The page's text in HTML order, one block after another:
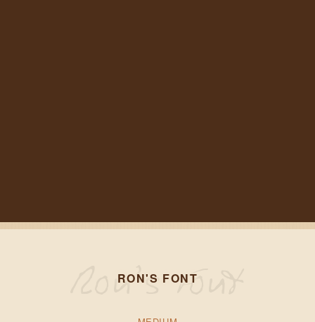
RON'S FONT